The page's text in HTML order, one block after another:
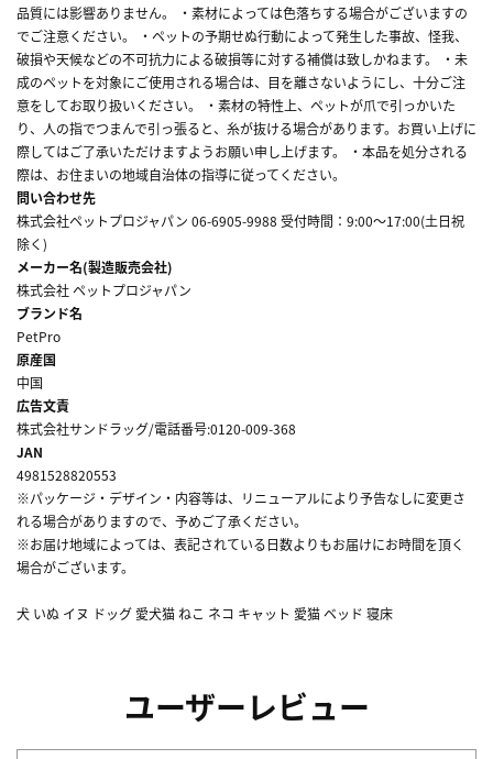
品質には影響ありません。 ・素材によっては色落ちする場合がございますの
でご注意ください。 ・ペットの予期せぬ行動によって発生した事故、怪我、
破損や天候などの不可抗力による破損等に対する補償は致しかねます。 ・未
成のペットを対象にご使用される場合は、目を離さないようにし、十分ご注
意をしてお取り扱いください。 ・素材の特性上、ペットが爪で引っかいた
り、人の指でつまんで引っ張ると、糸が抜ける場合があります。お買い上げに
際してはご了承いただけますようお願い申し上げます。 ・本品を処分される
際は、お住まいの地域自治体の指導に従ってください。
問い合わせ先
株式会社ペットプロジャパン 06-6905-9988 受付時間：9:00～17:00(土日祝
除く)
メーカー名(製造販売会社)
株式会社 ペットプロジャパン
ブランド名
PetPro
原産国
中国
広告文責
株式会社サンドラッグ/電話番号:0120-009-368
JAN
4981528820553
※パッケージ・デザイン・内容等は、リニューアルにより予告なしに変更さ
れる場合がありますので、予めご了承ください。
※お届け地域によっては、表記されている日数よりもお届けにお時間を頂く
場合がございます。
犬 いぬ イヌ ドッグ 愛犬猫 ねこ ネコ キャット 愛猫 ベッド 寝床
ユーザーレビュー